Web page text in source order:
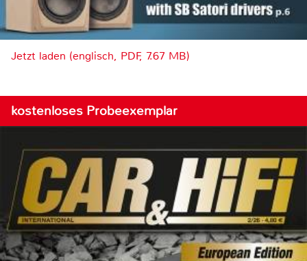
Jetzt laden (englisch, PDF, 7.67 MB)
kostenloses Probeexemplar